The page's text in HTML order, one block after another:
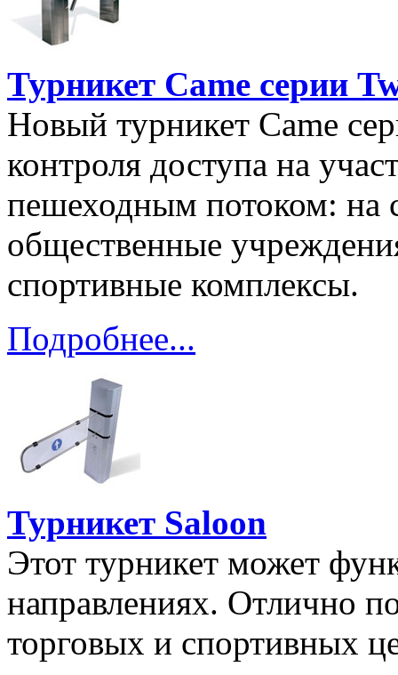
Турникет Came серии
Новый турникет Came
контроля доступа на
пешеходным потоком: на
общественные
спортивные комплексы.
Подробнее...
Турникет Saloon
Этот турникет может
направлениях. Отлично
торговых и спортивных